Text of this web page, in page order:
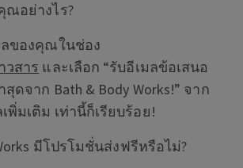
ณอย่างไร?
ลของคุณในช่อง
วสาร และเลือก “รับอีเมลข้อเสนอ
ดจาก Bath & Body Works!” จาก
มเติม เท่านี้ก็เรียบร้อย!
มีโปรโมชั่นส่งฟรีหรือไม่?